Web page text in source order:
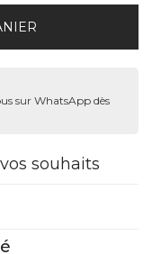
sur WhatsApp dès
souhaits